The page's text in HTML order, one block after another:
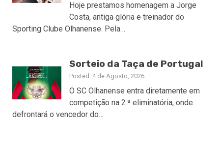
Hoje prestamos homenagem a Jorge
Costa, antiga glória e treinador do
Sporting Clube Olhanense. Pela…
Sorteio da Taça de Portugal
Posted: 4 de Agosto, 2026
O SC Olhanense entra diretamente em
competição na 2.ª eliminatória, onde
defrontará o vencedor do…